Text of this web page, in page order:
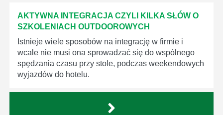
AKTYWNA INTEGRACJA CZYLI KILKA SŁÓW O
SZKOLENIACH OUTDOOROWYCH
Istnieje wiele sposobów na integrację w firmie i
wcale nie musi ona sprowadzać się do wspólnego
spędzania czasu przy stole, podczas weekendowych
wyjazdów do hotelu.